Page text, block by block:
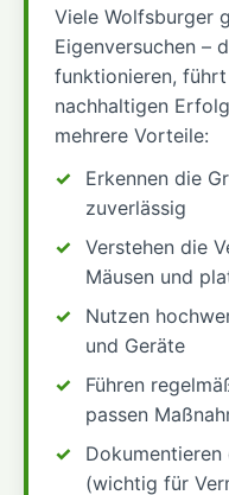
Viele Wolfsburger
Eigenversuchen –
funktionieren,
nachhaltigen
mehrere Vorteile:
Erkennen die
zuverlässig
Verstehen die
Mäusen und
Nutzen
und Geräte
Führen
passen
(wichtig für